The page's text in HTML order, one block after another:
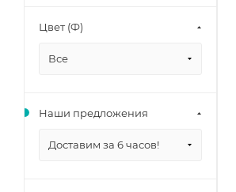
Цвет (Ф)
Все
Наши предложения
Доставим за 6 часов!